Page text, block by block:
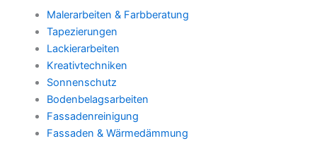
Malerarbeiten & Farbberatung
Tapezierungen
Lackierarbeiten
Kreativtechniken
Sonnenschutz
Bodenbelagsarbeiten
Fassadenreinigung
Fassaden & Wärmedämmung